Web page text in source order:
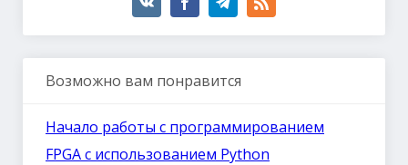
Возможно вам понравится
Начало работы с программированием
FPGA с использованием Python